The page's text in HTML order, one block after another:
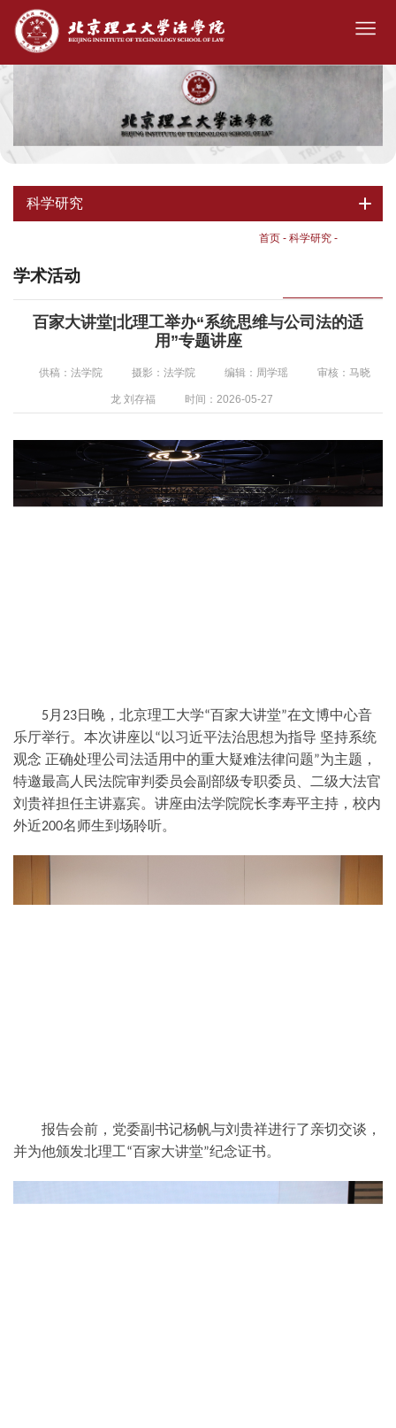
科学研究
首页 - 科学研究 -
学术活动
百家大讲堂|北理工举办“系统思维与公司法的适
用”专题讲座
供稿：法学院 摄影：法学院 编辑：周学瑶 审核：马晓
龙 刘存福 时间：2026-05-27
5月 23日晚，北京理工大学“百家大讲堂”在文博中心音
乐厅举行。本次讲座以“ 以习近平法治思想为指导 坚持系统
观念 正确处理公司法适用中的重大疑难法律问题”为主题，
特邀最高人民法院审判委员会副部级专职委员、二级大法官
刘贵祥担任主讲嘉宾。 讲座由法学院院长李寿平主持， 校内
外近200名师生到场聆听。
报告会前，党委副书记杨帆与刘贵祥进行了亲切交谈，
并为他颁发北理工“百家大讲堂”纪念证书。